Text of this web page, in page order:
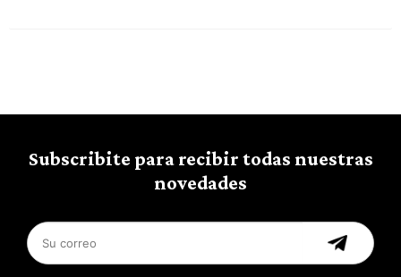
Subscribite para recibir todas nuestras
novedades